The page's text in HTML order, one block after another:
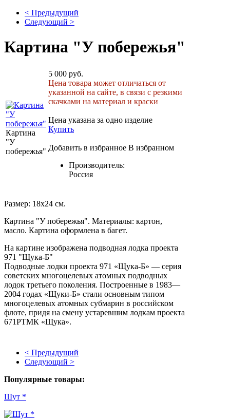
< Предыдущий
Следующий >
Картина "У побережья"
Картина
"У
побережья"
5 000 руб.
Цена товара может отличаться от
указанной на сайте, в связи с резкими
скачками на материал и краски
Цена указана за одно изделие
Купить
Добавить в избранное В избранном
Производитель:
Россия
Размер: 18х24 см.
Картина "У побережья". Материалы: картон,
масло. Картина оформлена в багет.
На картине изображена подводная лодка проекта
971 "Щука-Б"
Подводные лодки проекта 971 «Щука-Б» — серия
советских многоцелевых атомных подводных
лодок третьего поколения. Построенные в 1983—
2004 годах «Щуки-Б» стали основным типом
многоцелевых атомных субмарин в российском
флоте, придя на смену устаревшим лодкам проекта
671РТМК «Щука».
< Предыдущий
Следующий >
Популярные товары:
Шут *